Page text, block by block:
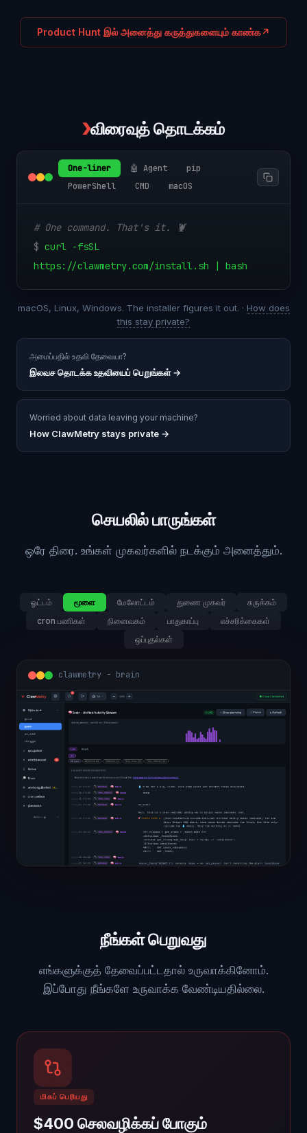
Product Hunt இல் அனைத்து கருத்துகளையும் காண்க↗
❯விரைவுத் தொடக்கம்
One-liner 🤖 Agent
pip
PowerShell
CMD macOS
# One command. That's it. 🦞
$ curl -fsSL
https://clawmetry.com/install.sh | bash
macOS, Linux, Windows. The installer figures it out. · How does
this stay private?
அமைப்பதில் உதவி தேவையா?
இலவச தொடக்க உதவியைப் பெறுங்கள்→
Worried about data leaving your machine?
How ClawMetry stays private →
செயலில் பாருங்கள்
ஒரே திரை. உங்கள் முகவர்களில் நடக்கும் அனைத்தும்.
ஓட்டம் மூளை மேலோட்டம் துணை முகவர்
சுருக்கம்
cron பணிகள்
நினைவகம் பாதுகாப்பு
எச்சரிக்கைகள்
ஒப்புதல்கள்
clawmetry - brain
நீங்கள் பெறுவது
எங்களுக்குத் தேவைப்பட்டதால் உருவாக்கினோம்.
இப்போது நீங்களே உருவாக்க வேண்டியதில்லை.
மிகப் பெரியது
$400 செலவழிக்கப் போகும்